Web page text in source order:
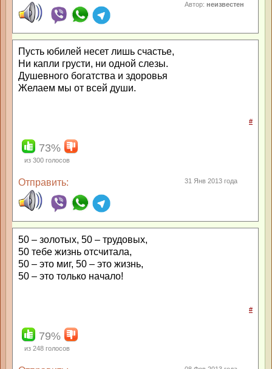
Автор:неизвестен
Пусть юбилей несет лишь счастье,
Ни капли грусти, ни одной слезы.
Душевного богатства и здоровья
Желаем мы от всей души.
#
73%
из 300 голосов
Отправить: 31 Янв 2013 года
50 – золотых, 50 – трудовых,
50 тебе жизнь отсчитала,
50 – это миг, 50 – это жизнь,
50 – это только начало!
#
79%
из 248 голосов